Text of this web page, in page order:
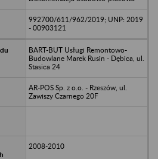
992700/611/962/2019; UNP: 2019
- 00903121
BART-BUT Usługi Remontowo-
Budowlane Marek Rusin - Dębica, ul.
Stasica 24
AR-POS Sp. z o.o. - Rzeszów, ul.
Zawiszy Czarnego 20F
2008-2010